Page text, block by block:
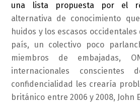
una lista propuesta por el
alternativa de conocimiento
huidos y los escasos
país, un colectivo poco
miembros de embajadas,
internacionales
confidencialidad les crearía
británico entre 2006 y 2008, John